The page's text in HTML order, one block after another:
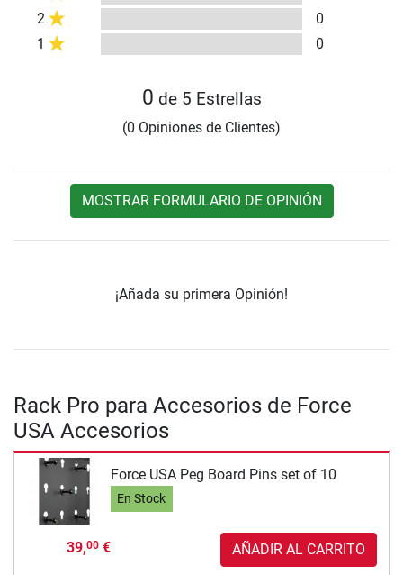
2
0
1
0
0 de 5 Estrellas
(0 Opiniones de Clientes)
MOSTRAR FORMULARIO DE OPINIÓN
¡Añada su primera Opinión!
Rack Pro para Accesorios de Force
USA Accesorios
Force USA Peg Board Pins set of 10
En Stock
39,00€ AÑADIR AL CARRITO